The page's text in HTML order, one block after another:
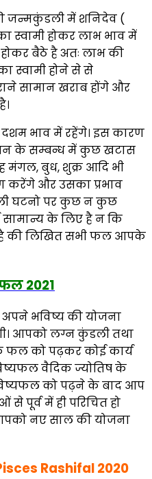
जन्मकुंडली में शनिदेव (
स्वामी होकर लाभ भाव में
बैठे है अतः लाभ की
स्वामी होने से से
सामान खराब होंगे और
दशम भाव में रहेंगे। इस कारण
के सम्बन्ध में कुछ खटास
मंगल, बुध, शुक्र आदि भी
करेंगे और उसका प्रभाव
घटनो पर कुछ न कुछ
के लिए है न कि
है की लिखित सभी फल आपके
2021
भविष्य की योजना
आपको लग्न कुंडली तथा
के फल को पढ़कर कोई कार्य
वैदिक ज्योतिष के
को पढ़ने के बाद आप
पूर्व में ही परिचित हो
नए साल की योजना
Rashifal 2020